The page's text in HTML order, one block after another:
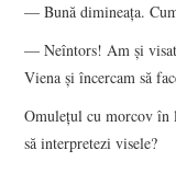
— Bună dimineaţa.
— Neîntors! Am şi
Viena şi încercam să
Omuleţul cu morcov în
să interpretezi visele?